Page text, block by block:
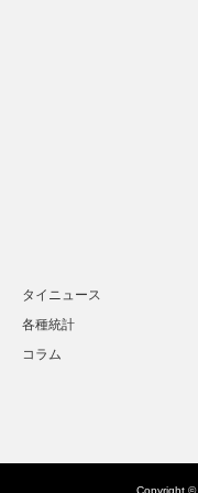
タイニュース
各種統計
コラム
Copyright ©